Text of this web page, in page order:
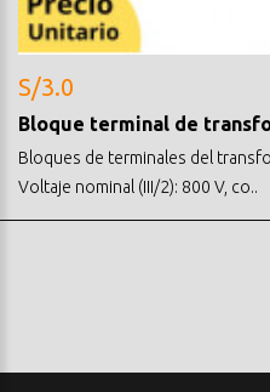
S/3.0
Bloque terminal de
Bloques de terminales del
Voltaje nominal (III/2): 800 V, co..